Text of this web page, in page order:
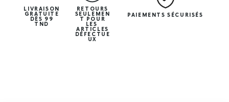
LIVRAISON
GRATUITE
DÈS 99
TND
RETOURS
SEULEMEN
T POUR
LES
ARTICLES
DÉFECTUE
UX
PAIEMENTS SÉCURISÉS